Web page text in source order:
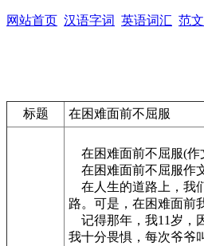
网站首页 汉语字词 英语词汇 范
标题 在困难面前不屈服
在困难面前不屈服(作
在困难面前不屈服作
在人生的道路上，我
路。可是，在困难面
记得那年，我11岁，
我十分畏惧，每次爷爷